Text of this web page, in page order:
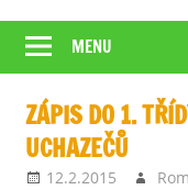
MENU
ZÁPIS DO 1.
UCHAZEČŮ
12.2.2015